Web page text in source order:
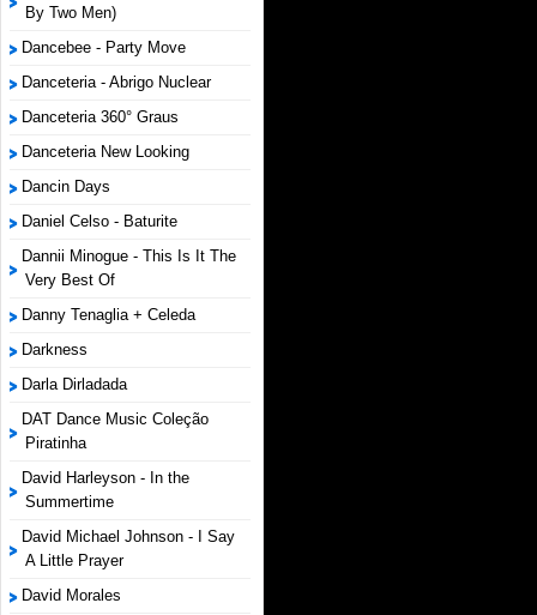
By Two Men)
Dancebee - Party Move
Danceteria - Abrigo Nuclear
Danceteria 360° Graus
Danceteria New Looking
Dancin Days
Daniel Celso - Baturite
Dannii Minogue - This Is It The
Very Best Of
Danny Tenaglia + Celeda
Darkness
Darla Dirladada
DAT Dance Music Coleção
Piratinha
David Harleyson - In the
Summertime
David Michael Johnson - I Say
A Little Prayer
David Morales